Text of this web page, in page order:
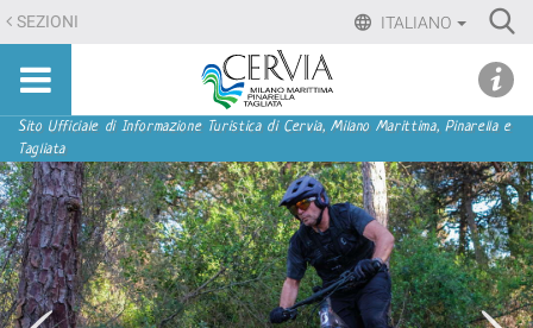
Salta
ai
contenuti.
Salta
alla
navigazione
ITALIANO
SEZIONI
Sito
turistico
ufficiale
Cervia,
Milano
Marittima,
Pinarella,
Tagliata
Sezioni
Sito Ufficiale di Informazione Turistica di Cervia, Milano Marittima, Pinarella e
Tagliata
menu